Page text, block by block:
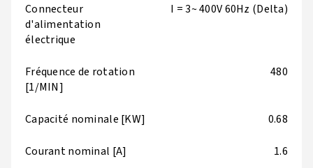
Connecteur
d'alimentation
électrique
I = 3~ 400V 60Hz (Delta)
Fréquence de rotation
[1/MIN]
480
Capacité nominale [KW] 0.68
Courant nominal [A] 1.6